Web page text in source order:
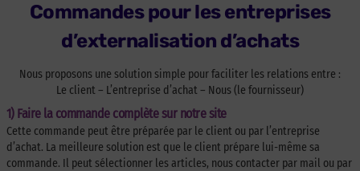
Commandes pour les entreprises
d’externalisation d’achats
Nous proposons une solution simple pour faciliter les relations entre :
Le client – L’entreprise d’achat – Nous (le fournisseur)
1) Faire la commande complète sur notre site
Cette commande peut être préparée par le client ou par l’entreprise
d’achat. La meilleure solution est que le client prépare lui-même sa
commande. Il peut sélectionner les articles, nous contacter par mail ou par